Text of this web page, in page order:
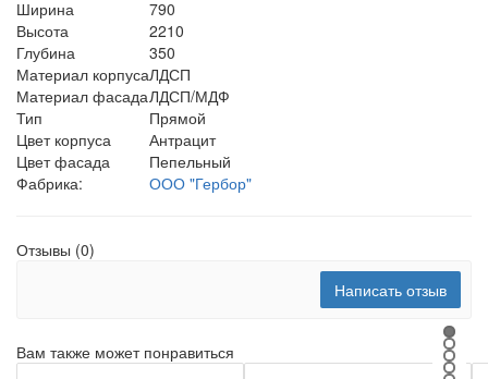
Ширина
790
Высота
2210
Глубина
350
Материал корпусаЛДСП
Материал фасадаЛДСП/МДФ
Тип
Прямой
Цвет корпуса
Антрацит
Цвет фасада
Пепельный
Фабрика:
ООО "Гербор"
Отзывы (0)
Написать отзыв
Вам также может понравиться